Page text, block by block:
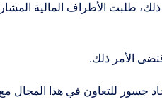
طلبت الأطراف المالية
جسور للتعاون في هذا المجال